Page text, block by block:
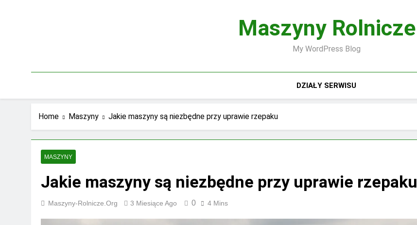
Maszyny Rolnicze
My WordPress Blog
DZIAŁY SERWISU
Home Maszyny Jakie maszyny są niezbędne przy uprawie rzepaku
MASZYNY
Jakie maszyny są niezbędne przy uprawie rzepaku
Maszyny-Rolnicze.org 3 Miesiące Ago 0 4 Mins